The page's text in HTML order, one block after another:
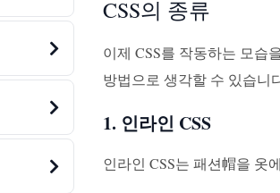
CSS의 종류
이제 CSS를 작동하는 모습
방법으로 생각할 수 있습니
1. 인라인 CSS
인라인 CSS는 패션帽을 옷